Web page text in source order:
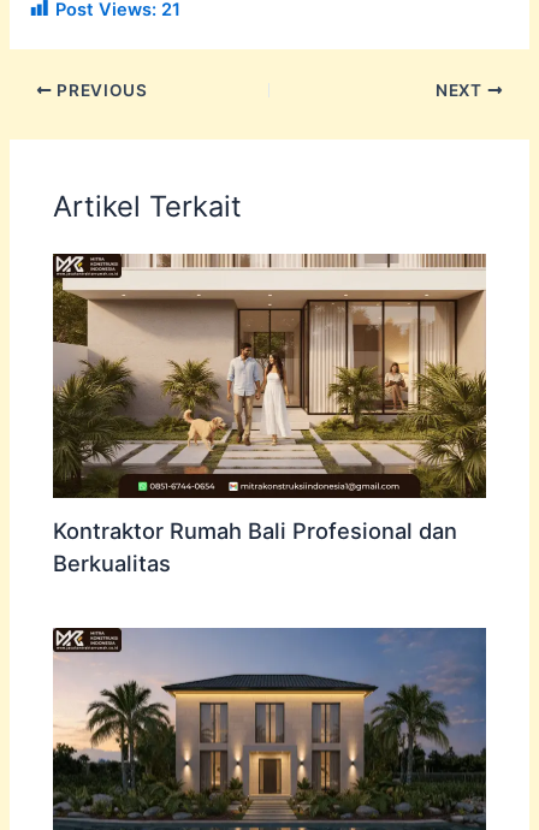
Post Views: 21
PREVIOUS NEXT
Artikel Terkait
Kontraktor Rumah Bali Profesional dan
Berkualitas